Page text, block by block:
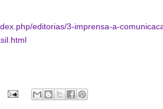
editorias/3-imprensa-a-